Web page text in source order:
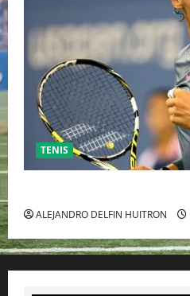
TENIS
ALEJANDRO DELFIN HUITRON